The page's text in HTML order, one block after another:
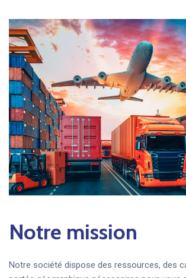
Notre mission
Notre société dispose des ressources, des